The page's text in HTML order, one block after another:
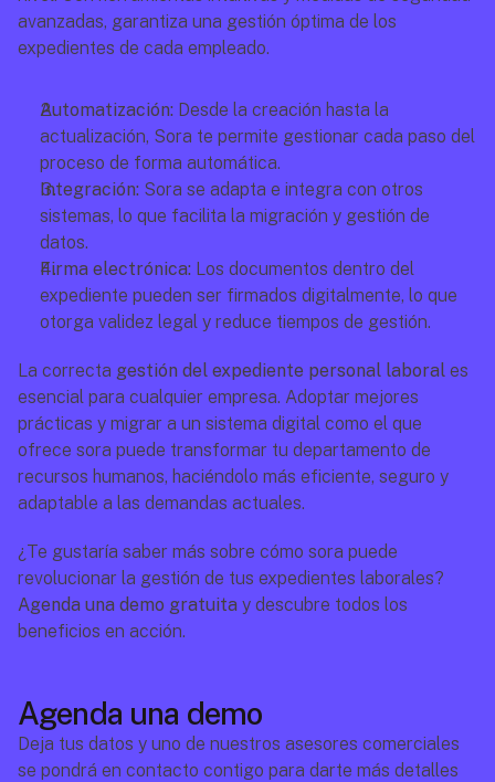
avanzadas, garantiza una gestión óptima de los
expedientes de cada empleado.
Automatización: Desde la creación hasta la
actualización, Sora te permite gestionar cada paso del
proceso de forma automática.
Integración: Sora se adapta e integra con otros
sistemas, lo que facilita la migración y gestión de
datos.
Firma electrónica: Los documentos dentro del
expediente pueden ser firmados digitalmente, lo que
otorga validez legal y reduce tiempos de gestión.
La correcta gestión del expediente personal laboral es
esencial para cualquier empresa. Adoptar mejores
prácticas y migrar a un sistema digital como el que
ofrece sora puede transformar tu departamento de
recursos humanos, haciéndolo más eficiente, seguro y
adaptable a las demandas actuales.
¿Te gustaría saber más sobre cómo sora puede
Agenda una demo gratuita y descubre todos los
beneficios en acción.
Agenda una demo
Deja tus datos y uno de nuestros asesores comerciales
se pondrá en contacto contigo para darte más detalles